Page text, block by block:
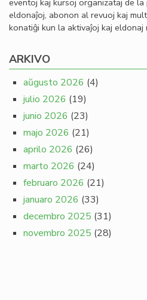
eventoj kaj kursoj organizataj de
eldonaĵoj, abonon al revuoj kaj
konatiĝi kun la aktivaĵoj kaj
ARKIVO
aŭgusto 2026 (4)
julio 2026 (19)
junio 2026 (23)
majo 2026 (21)
aprilo 2026 (26)
marto 2026 (24)
februaro 2026 (21)
januaro 2026 (33)
decembro 2025 (31)
novembro 2025 (28)